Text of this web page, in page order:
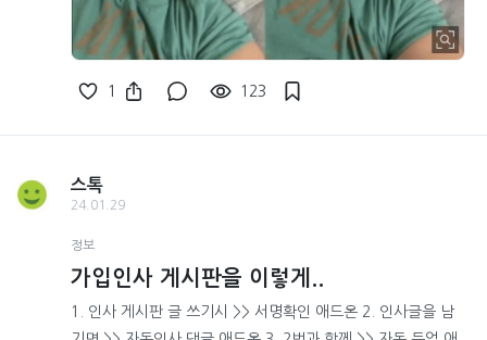
1 123
스톡
24.01.29
정보
가입인사 게시판을 이렇게..
1. 인사 게시판 글 쓰기시 >> 서명확인 애드온 2. 인사글을 남